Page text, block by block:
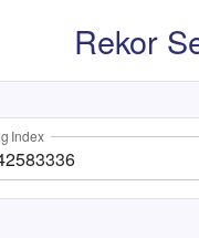
Rekor
Index